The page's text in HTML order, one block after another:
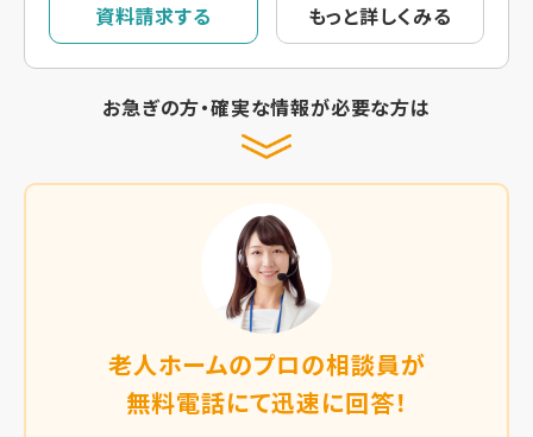
資料請求する もっと詳しくみる
お急ぎの方・確実な情報が必要な方は
老人ホームのプロの相談員が
無料電話にて迅速に回答！